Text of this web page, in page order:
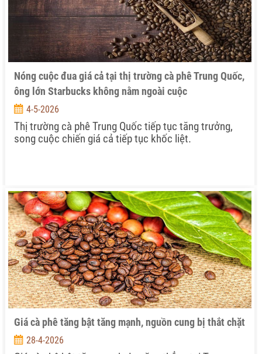
Nóng cuộc đua giá cả tại thị trường cà phê Trung Quốc,
ông lớn Starbucks không nằm ngoài cuộc
4-5-2026
Thị trường cà phê Trung Quốc tiếp tục tăng trưởng,
song cuộc chiến giá cả tiếp tục khốc liệt.
Giá cà phê tăng bật tăng mạnh, nguồn cung bị thắt chặt
28-4-2026